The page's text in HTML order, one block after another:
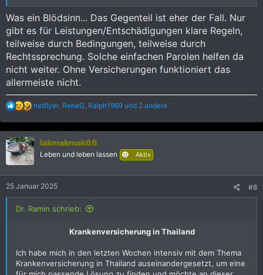
Was ein Blödsinn... Das Gegenteil ist eher der Fall. Nur
gibt es für Leistungen/Entschädigungen klare Regeln,
teilweise durch Bedingungen, teilweise durch
Rechtssprechung. Solche einfachen Parolen helfen da
nicht weiter. Ohne Versicherungen funktioniert das
allermeiste nicht.
R
a
k
t
i
o
n
:
netflyer ReneG Ralph1969 und 2 andere
lakmakmak66
Leben und leben lassen Aktiv
25 Januar 2025 #8
Dr. Ramin schrieb:
Krankenversicherung in Thailand
Ich habe mich in den letzten Wochen intensiv mit dem Thema
Krankenversicherung in Thailand auseinandergesetzt, um eine